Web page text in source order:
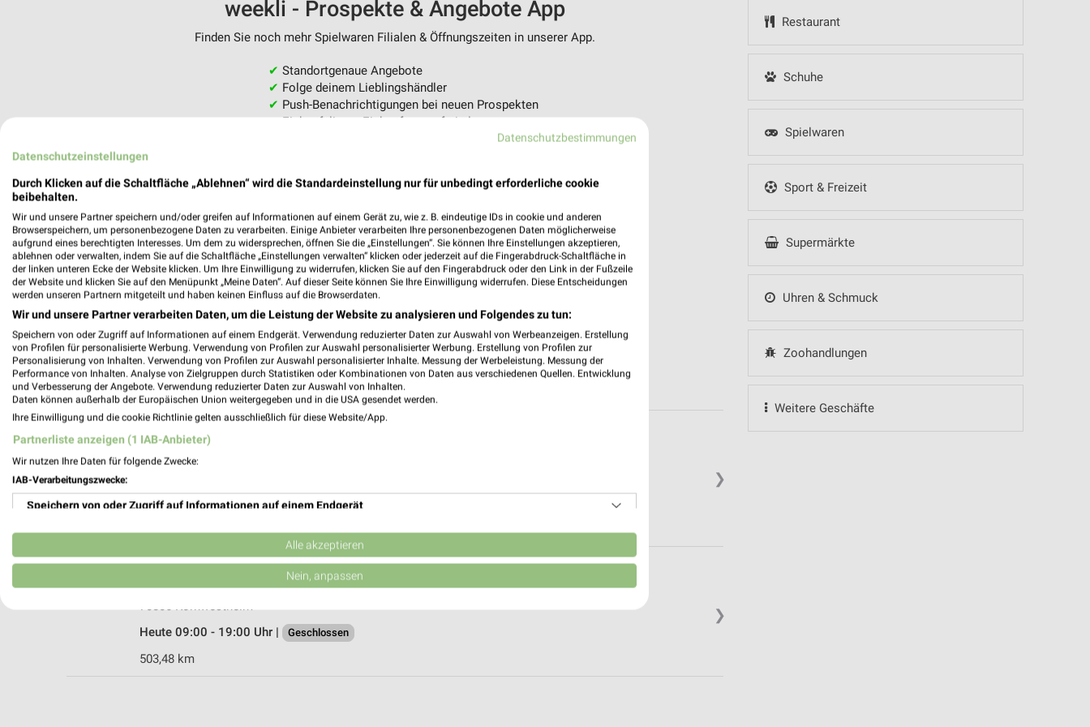
Restaurant
Schuhe
Spielwaren
Sport & Freizeit
Supermärkte
Uhren & Schmuck
Zoohandlungen
Weitere Geschäfte
weekli - Prospekte & Angebote App
Finden Sie noch mehr Spielwaren Filialen & Öffnungszeiten in unserer App.
✔ Standortgenaue Angebote
✔ Folge deinem Lieblingshändler
✔ Push-Benachrichtigungen bei neuen Prospekten
✔Einkaufsliste - Einkauf stressfrei planen
❯
Ernsting's family Ludwigsburg
71634 Ludwigsburg
Heute 09:00 - 19:00 Uhr | Geschlossen
❯
Ernsting's family Kornwestheim
Bahnhofstraße 23
70806 Kornwestheim
Heute 09:00 - 19:00 Uhr |
Geschlossen
503,48 km
Datenschutzbestimmungen
Datenschutzeinstellungen
Durch Klicken auf die Schaltfläche „Ablehnen“ wird die Standardeinstellung nur für unbedingt erforderliche cookie
beibehalten.
Wir und unsere Partner speichern und/oder greifen auf Informationen auf einem Gerät zu, wie z. B. eindeutige IDs in cookie und anderen
Browserspeichern, um personenbezogene Daten zu verarbeiten. Einige Anbieter verarbeiten Ihre personenbezogenen Daten möglicherweise
aufgrund eines berechtigten Interesses. Um dem zu widersprechen, öffnen Sie die „Einstellungen“. Sie können Ihre Einstellungen akzeptieren,
ablehnen oder verwalten, indem Sie auf die Schaltfläche „Einstellungen verwalten“ klicken oder jederzeit auf die Fingerabdruck-Schaltfläche in
der linken unteren Ecke der Website klicken. Um Ihre Einwilligung zu widerrufen, klicken Sie auf den Fingerabdruck oder den Link in der Fußzeile
der Website und klicken Sie auf den Menüpunkt „Meine Daten“. Auf dieser Seite können Sie Ihre Einwilligung widerrufen. Diese Entscheidungen
werden unseren Partnern mitgeteilt und haben keinen Einfluss auf die Browserdaten.
Wir und unsere Partner verarbeiten Daten, um die Leistung der Website zu analysieren und Folgendes zu tun:
Speichern von oder Zugriff auf Informationen auf einem Endgerät. Verwendung reduzierter Daten zur Auswahl von Werbeanzeigen. Erstellung
von Profilen für personalisierte Werbung. Verwendung von Profilen zur Auswahl personalisierter Werbung. Erstellung von Profilen zur
Personalisierung von Inhalten. Verwendung von Profilen zur Auswahl personalisierter Inhalte. Messung der Werbeleistung. Messung der
Performance von Inhalten. Analyse von Zielgruppen durch Statistiken oder Kombinationen von Daten aus verschiedenen Quellen. Entwicklung
und Verbesserung der Angebote. Verwendung reduzierter Daten zur Auswahl von Inhalten.
Daten können außerhalb der Europäischen Union weitergegeben und in die USA gesendet werden.
Ihre Einwilligung und die cookie Richtlinie gelten ausschließlich für diese Website/App.
Partnerliste anzeigen (1 IAB-Anbieter)
Wir nutzen Ihre Daten für folgende Zwecke:
IAB-Verarbeitungszwecke:
Speichern von oder Zugriff auf Informationen auf einem Endgerät
Verwendung reduzierter Daten zur Auswahl von Werbeanzeigen
Erstellung von Profilen für personalisierte Werbung
Erstellung von Profilen zur Personalisierung von Inhalten
Alle akzeptieren
Nein, anpassen